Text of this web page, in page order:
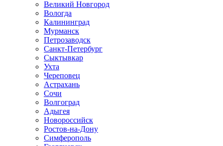
Великий Новгород
Вологда
Калининград
Мурманск
Петрозаводск
Санкт-Петербург
Сыктывкар
Ухта
Череповец
Астрахань
Сочи
Волгоград
Адыгея
Новороссийск
Ростов-на-Дону
Симферополь